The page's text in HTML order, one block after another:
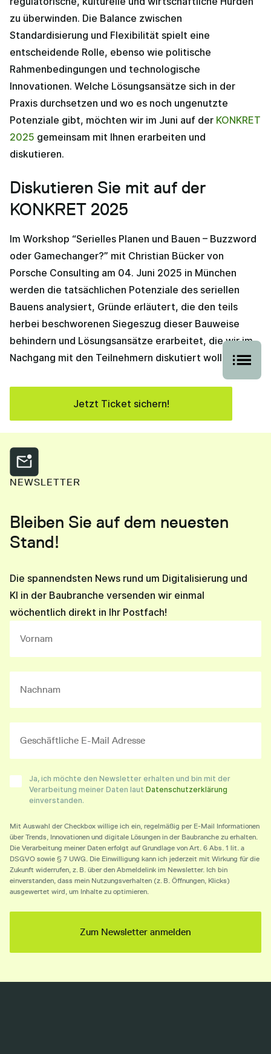
zu überwinden. Die Balance zwischen
Standardisierung und Flexibilität spielt eine
entscheidende Rolle, ebenso wie politische
Rahmenbedingungen und technologische
Innovationen. Welche Lösungsansätze sich in der
Praxis durchsetzen und wo es noch ungenutzte
Potenziale gibt, möchten wir im Juni auf der KONKRET
2025 gemeinsam mit Ihnen erarbeiten und
diskutieren.
Diskutieren Sie mit auf der
KONKRET 2025
Im Workshop “Serielles Planen und Bauen – Buzzword
oder Gamechanger?” mit Christian Bücker von
Porsche Consulting am 04. Juni 2025 in München
werden die tatsächlichen Potenziale des seriellen
Bauens analysiert, Gründe erläutert, die den teils
herbei beschworenen Siegeszug dieser Bauweise
behindern und Lösungsansätze erarbeitet, die wir im
Nachgang mit den Teilnehmern diskutiert wollen.
Jetzt Ticket sichern!
NEWSLETTER
Bleiben Sie auf dem neuesten
Stand!
Die spannendsten News rund um Digitalisierung und
KI in der Baubranche versenden wir einmal
wöchentlich direkt in Ihr Postfach!
Ja, ich möchte den Newsletter erhalten und bin mit der
Verarbeitung meiner Daten laut Datenschutzerklärung
einverstanden.
Mit Auswahl der Checkbox willige ich ein, regelmäßig per E-Mail Informationen
über Trends, Innovationen und digitale Lösungen in der Baubranche zu erhalten.
Die Verarbeitung meiner Daten erfolgt auf Grundlage von Art. 6 Abs. 1 lit. a
DSGVO sowie § 7 UWG. Die Einwilligung kann ich jederzeit mit Wirkung für die
Zukunft widerrufen, z. B. über den Abmeldelink im Newsletter. Ich bin
einverstanden, dass mein Nutzungsverhalten (z. B. Öffnungen, Klicks)
ausgewertet wird, um Inhalte zu optimieren.